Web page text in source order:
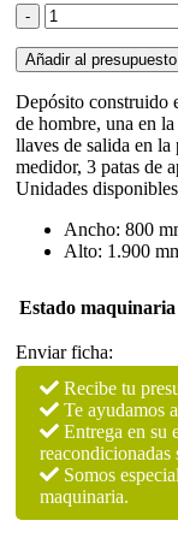
Depósito
750
litros
en
a/inox
316
sencillo
cantidad
Añadir al presupuesto
Depósito construido
de hombre, una en
llaves de salida en
medidor, 3 patas de
Unidades
Ancho: 800
Alto: 1.900
Estado maquinaria
Enviar ficha:
Recibe tu
Te ayudamos
Entrega en su
reacondicionadas
Somos
maquinaria.